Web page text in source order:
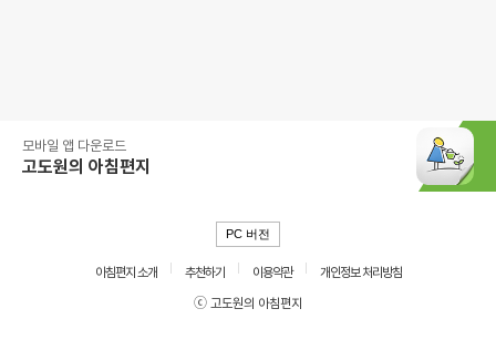
모바일 앱 다운로드
고도원의 아침편지
PC 버전
아침편지 소개 추천하기 이용약관
개인정보 처리방침
ⓒ 고도원의 아침편지